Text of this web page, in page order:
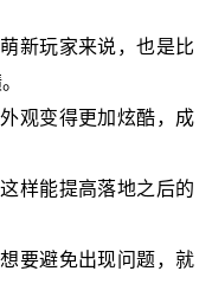
新玩家来说，也是比
观变得更加炫酷，成
样能提高落地之后的
要避免出现问题，就